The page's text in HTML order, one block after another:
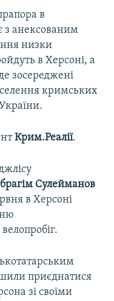
в
з анексованим
низки
в Херсоні, а
зосереджені
кримських
Крим.Реалії.
Сулейманов
в Херсоні
приєднатися
зі своїми